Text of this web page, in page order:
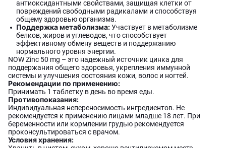
антиоксидантными свойствами, защищая клетки от
повреждений свободными радикалами и способствуя
общему здоровью организма.
Поддержка метаболизма:Участвует в метаболизме
белков, жиров и углеводов, что способствует
эффективному обмену веществ и поддержанию
нормального уровня энергии.
NOW Zinc 50 mg – это надежный источник цинка для
поддержания общего здоровья, укрепления иммунной
системы и улучшения состояния кожи, волос и ногтей.
Рекомендации по применению:
Принимать 1 таблетку в день во время еды.
Противопоказания:
Индивидуальная непереносимость ингредиентов. Не
рекомендуется к применению лицами младше 18 лет. При
беременности или кормлении грудью рекомендуется
проконсультироваться с врачом.
Условия хранения: